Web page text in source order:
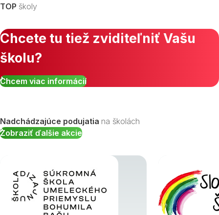
TOP školy
Chcete tu tiež zviditeľniť Vašu
školu?
Chcem viac informácií
Nadchádzajúce podujatia na školách
Zobraziť ďalšie akcie